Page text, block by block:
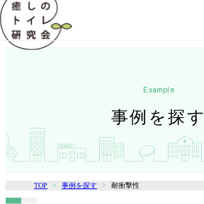
事例を探す
example
TOP 事例を探す 耐衝撃性